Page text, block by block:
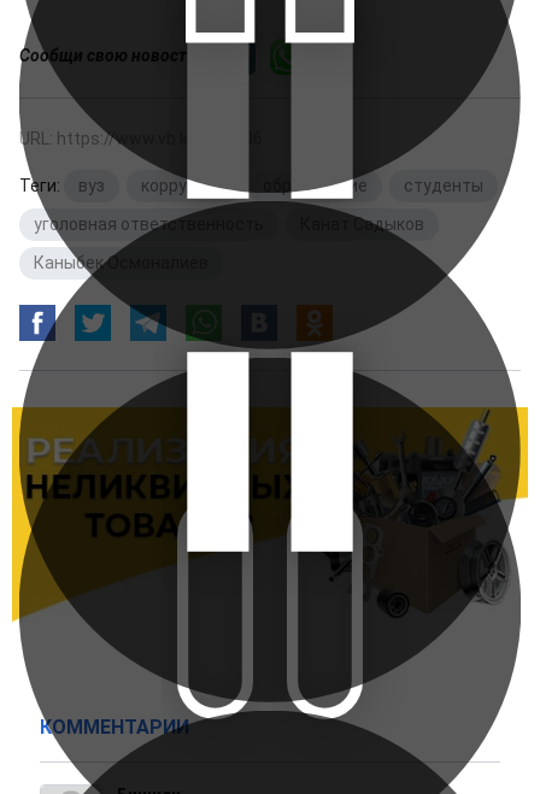
Сообщи свою новость:
URL: https://www.vb.kg/295706
Теги: вуз коррупция образование студенты
уголовная ответственность
Канат Садыков
Каныбек Осмоналиев
КОММЕНТАРИИ